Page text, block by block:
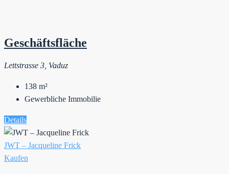
Geschäftsfläche
Lettstrasse 3, Vaduz
138 m²
Gewerbliche Immobilie
Details
JWT – Jacqueline Frick
Kaufen